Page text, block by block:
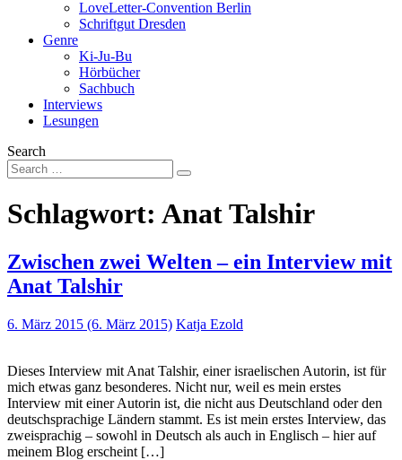
LoveLetter-Convention Berlin
Schriftgut Dresden
Genre
Ki-Ju-Bu
Hörbücher
Sachbuch
Interviews
Lesungen
Search
Schlagwort: Anat Talshir
Zwischen zwei Welten – ein Interview mit
Anat Talshir
6. März 2015 (6. März 2015) Katja Ezold
Dieses Interview mit Anat Talshir, einer israelischen Autorin, ist für
mich etwas ganz besonderes. Nicht nur, weil es mein erstes
Interview mit einer Autorin ist, die nicht aus Deutschland oder den
deutschsprachige Ländern stammt. Es ist mein erstes Interview, das
zweisprachig – sowohl in Deutsch als auch in Englisch – hier auf
meinem Blog erscheint […]